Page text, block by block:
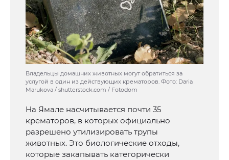
Владельцы домашних животных могут обратиться за
услугой в один из действующих крематоров. Фото: Daria
Marukova / shutterstock.com / Fotodom
На Ямале насчитывается почти 35
крематоров, в которых официально
разрешено утилизировать трупы
животных. Это биологические отходы,
которые закапывать категорически